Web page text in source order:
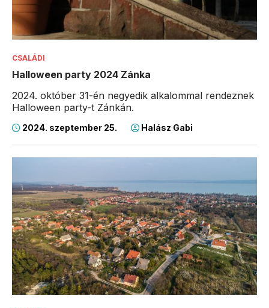
CSALÁDI
Halloween party 2024 Zánka
2024. október 31-én negyedik alkalommal rendeznek
Halloween party-t Zánkán.
2024. szeptember 25. Halász Gabi